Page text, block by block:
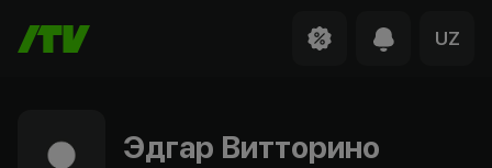
UZ
Эдгар Витторино